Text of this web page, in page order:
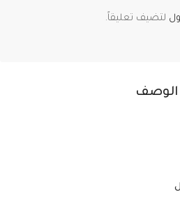
الوصف
لتضيف تعليقاً.